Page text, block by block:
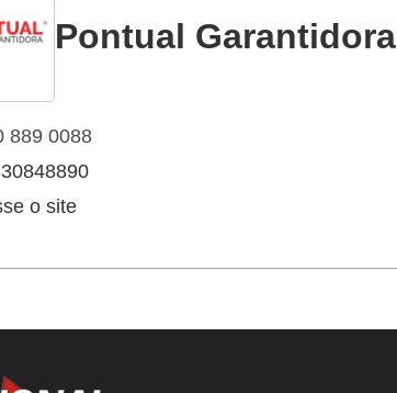
Pontual Garantidora
889 0088
o site